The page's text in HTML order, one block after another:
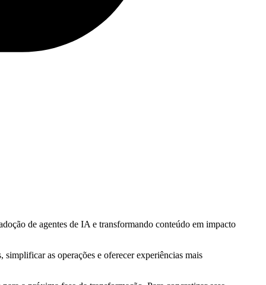
de agentes de IA e transformando conteúdo em impacto
as operações e oferecer experiências mais